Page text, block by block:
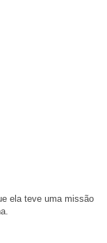
ela teve uma missão